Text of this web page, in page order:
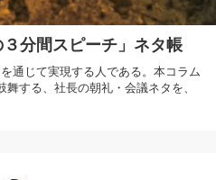
分間スピーチ」ネタ帳
通じて実現する人である。本コラム
する、社長の朝礼・会議ネタを、